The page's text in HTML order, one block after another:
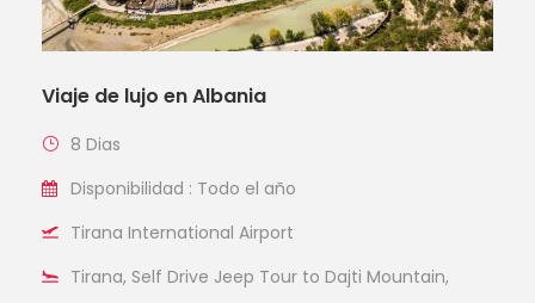
Viaje de lujo en Albania
8 Dias
Disponibilidad : Todo el año
Tirana International Airport
Tirana, Self Drive Jeep Tour to Dajti Mountain,